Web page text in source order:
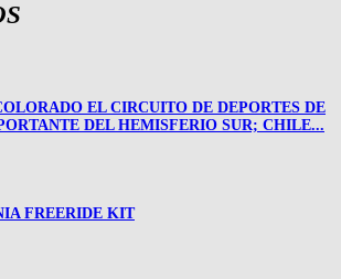
EL CIRCUITO DE DEPORTES DE
DEL HEMISFERIO SUR; CHILE...
FREERIDE KIT